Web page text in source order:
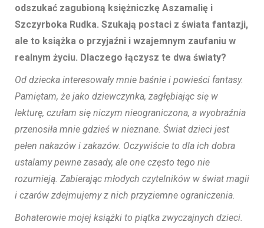
odszukać zagubioną księżniczkę Aszamalię i
Szczyrboka Rudka. Szukają postaci z świata fantazji,
ale to książka o przyjaźni i wzajemnym zaufaniu w
realnym życiu. Dlaczego łączysz te dwa światy?
Od dziecka interesowały mnie baśnie i powieści fantasy.
Pamiętam, że jako dziewczynka, zagłębiając się w
lekturę, czułam się niczym nieograniczona, a wyobraźnia
przenosiła mnie gdzieś w nieznane. Świat dzieci jest
pełen nakazów i zakazów. Oczywiście to dla ich dobra
ustalamy pewne zasady, ale one często tego nie
rozumieją. Zabierając młodych czytelników w świat magii
i czarów zdejmujemy z nich przyziemne ograniczenia.
Bohaterowie mojej książki to piątka zwyczajnych dzieci.